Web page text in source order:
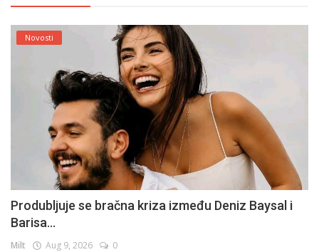
Novosti
Produbljuje se bračna kriza između Deniz Baysal i
Barisa...
Milt Aug 9, 2026 0